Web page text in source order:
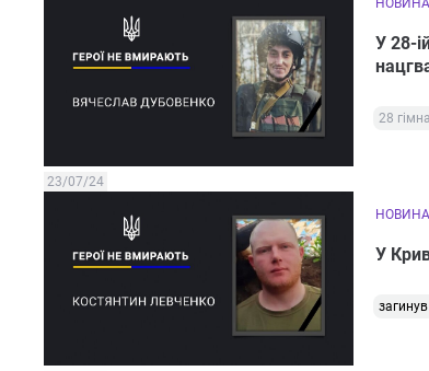
НОВИНА
У 28-
28
23/07/24
НОВИНА
У